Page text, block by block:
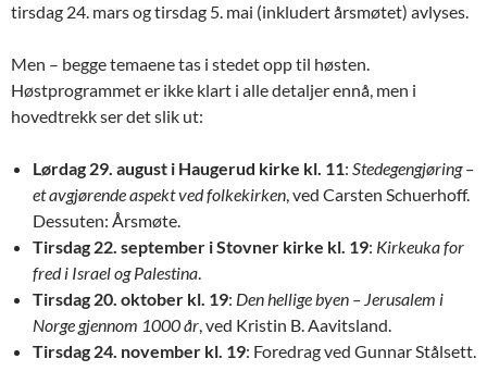
tirsdag 24. mars og tirsdag 5. mai (inkludert årsmøtet) avlyses.
Men – begge temaene tas i stedet opp til høsten.
Høstprogrammet er ikke klart i alle detaljer ennå, men i
hovedtrekk ser det slik ut:
Lørdag 29. august i Haugerud kirke kl. 11: Stedegengjøring –
et avgjørende aspekt ved folkekirken, ved Carsten Schuerhoff.
Dessuten: Årsmøte.
Tirsdag 22. september i Stovner kirke kl. 19: Kirkeuka for
fred i Israel og Palestina.
Tirsdag 20. oktober kl. 19: Den hellige byen – Jerusalem i
Norge gjennom 1000 år, ved Kristin B. Aavitsland.
Tirsdag 24. november kl. 19: Foredrag ved Gunnar Stålsett.